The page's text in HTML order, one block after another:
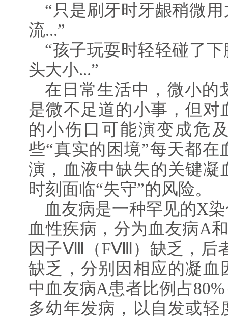
“只是刷牙时牙龈稍微
流...”
“孩子玩耍时轻轻碰了
头大小...”
在日常生活中，微小的
是微不足道的小事，但对
的小伤口可能演变成危
些“真实的困境”每天都
演，血液中缺失的关键凝
时刻面临“失守”的风险。
血友病是一种罕见的X
血性疾病，分为血友病A
因子Ⅷ（FⅧ）缺乏，后
缺乏，分别因相应的凝血
中血友病A患者比例占
多幼年发病，以自发或轻